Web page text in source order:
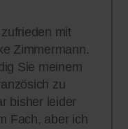
mit
Zimmermann.
Sie meinem
zu
bisher leider
Fach, aber ich